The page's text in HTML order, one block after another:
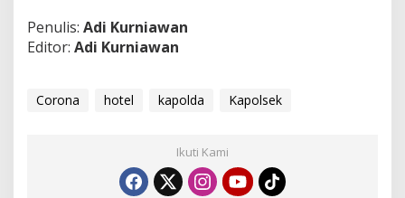
Penulis: Adi Kurniawan
Editor: Adi Kurniawan
Corona hotel kapolda Kapolsek
Ikuti Kami